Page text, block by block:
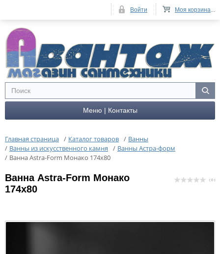
Меню | Контакты
Главная страница / Каталог товаров / Ванны
/ Ванны из искусственного камня / Ванны Астра-форм
/ Ванна Astra-Form Монако 174x80
Ванна Astra-Form Монако
174x80
( 0 )
Моя корзина...
Войти